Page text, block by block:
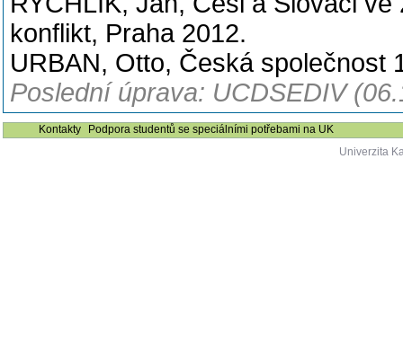
konflikt, Praha 2012.
URBAN, Otto, Česká společnost
Poslední úprava: UCDSEDIV
Kontakty
Podpora studentů se speciálními potřebami na UK
Univerzita